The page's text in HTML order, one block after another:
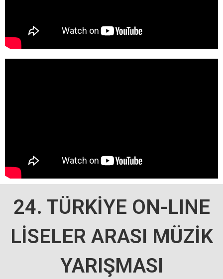
24. TÜRKİYE ON-LINE
LİSELER ARASI MÜZİK
YARIŞMASI